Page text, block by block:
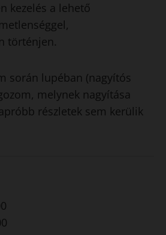
kezelés a lehető
történjen.
során lupéban (nagyítós
melynek nagyítása
részletek sem kerülik